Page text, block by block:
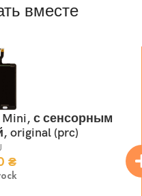
вместе
с сенсорным
original (prc)
₴